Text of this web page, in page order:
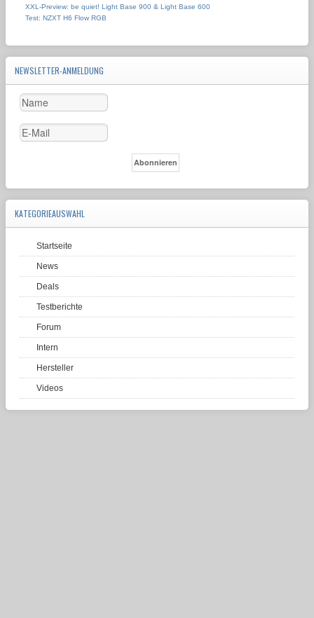
XXL-Preview: be quiet! Light Base 900 & Light Base 600
Test: NZXT H6 Flow RGB
NEWSLETTER-ANMELDUNG
KATEGORIEAUSWAHL
Startseite
News
Deals
Testberichte
Forum
Intern
Hersteller
Videos